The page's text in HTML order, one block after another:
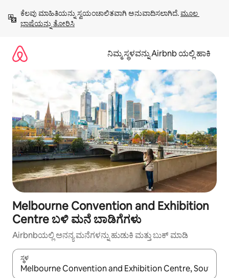
ಹೋಗಿ
ಕೆಲವು ಮಾಹಿತಿಯನ್ನು ಸ್ವಯಂಚಾಲಿತವಾಗಿ ಅನುವಾದಿಸಲಾಗಿದೆ. ಮೂಲ
ಭಾಷೆಯನ್ನು ತೋರಿಸಿ
ನಿಮ್ಮ ಸ್ಥಳವನ್ನು Airbnb ಯಲ್ಲಿ ಹಾಕಿ
Melbourne Convention and Exhibition
Centre ಬಳಿ ಮನೆ ಬಾಡಿಗೆಗಳು
Airbnbಯಲ್ಲಿ ಅನನ್ಯ ಮನೆಗಳನ್ನು ಹುಡುಕಿ ಮತ್ತು ಬುಕ್ ಮಾಡಿ
ಸ್ಥಳ
ಫಲಿತಾಂಶಗಳು ಲಭ್ಯವಿರುವಾಗ, ಅಪ್ ಮತ್ತು ಡೌನ್ ಬಾಣದ ಕೀಲಿಗಳೊಂದಿಗೆ